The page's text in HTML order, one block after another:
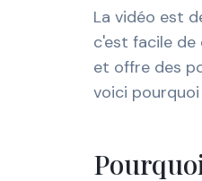
La vidéo est
c'est facile
et offre des
voici